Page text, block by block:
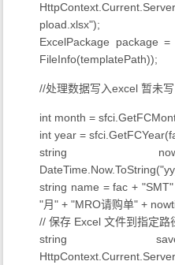
pload.xlsx");
ExcelPackage package
FileInfo(templatePath));
//处理数据写入excel 暂未写
int month =
int year =
string
string name = fac +
"月" + "MRO请购单" +
// 保存 Excel 文件到指定路
string